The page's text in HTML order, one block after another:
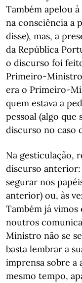
Também apelou
na consciência a
disse), mas, a
da República
o discurso foi
Primeiro-
era o Primeiro-
quem estava a
pessoal (algo que
discurso no caso
Na gesticulação,
discurso
segurar nos
anterior) ou, às
Também já
noutros
Ministro não se
basta lembrar a
imprensa sobre a
mesmo tempo,